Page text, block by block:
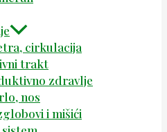
cirkulacija
trakt
zdravlje
nos
i mišići